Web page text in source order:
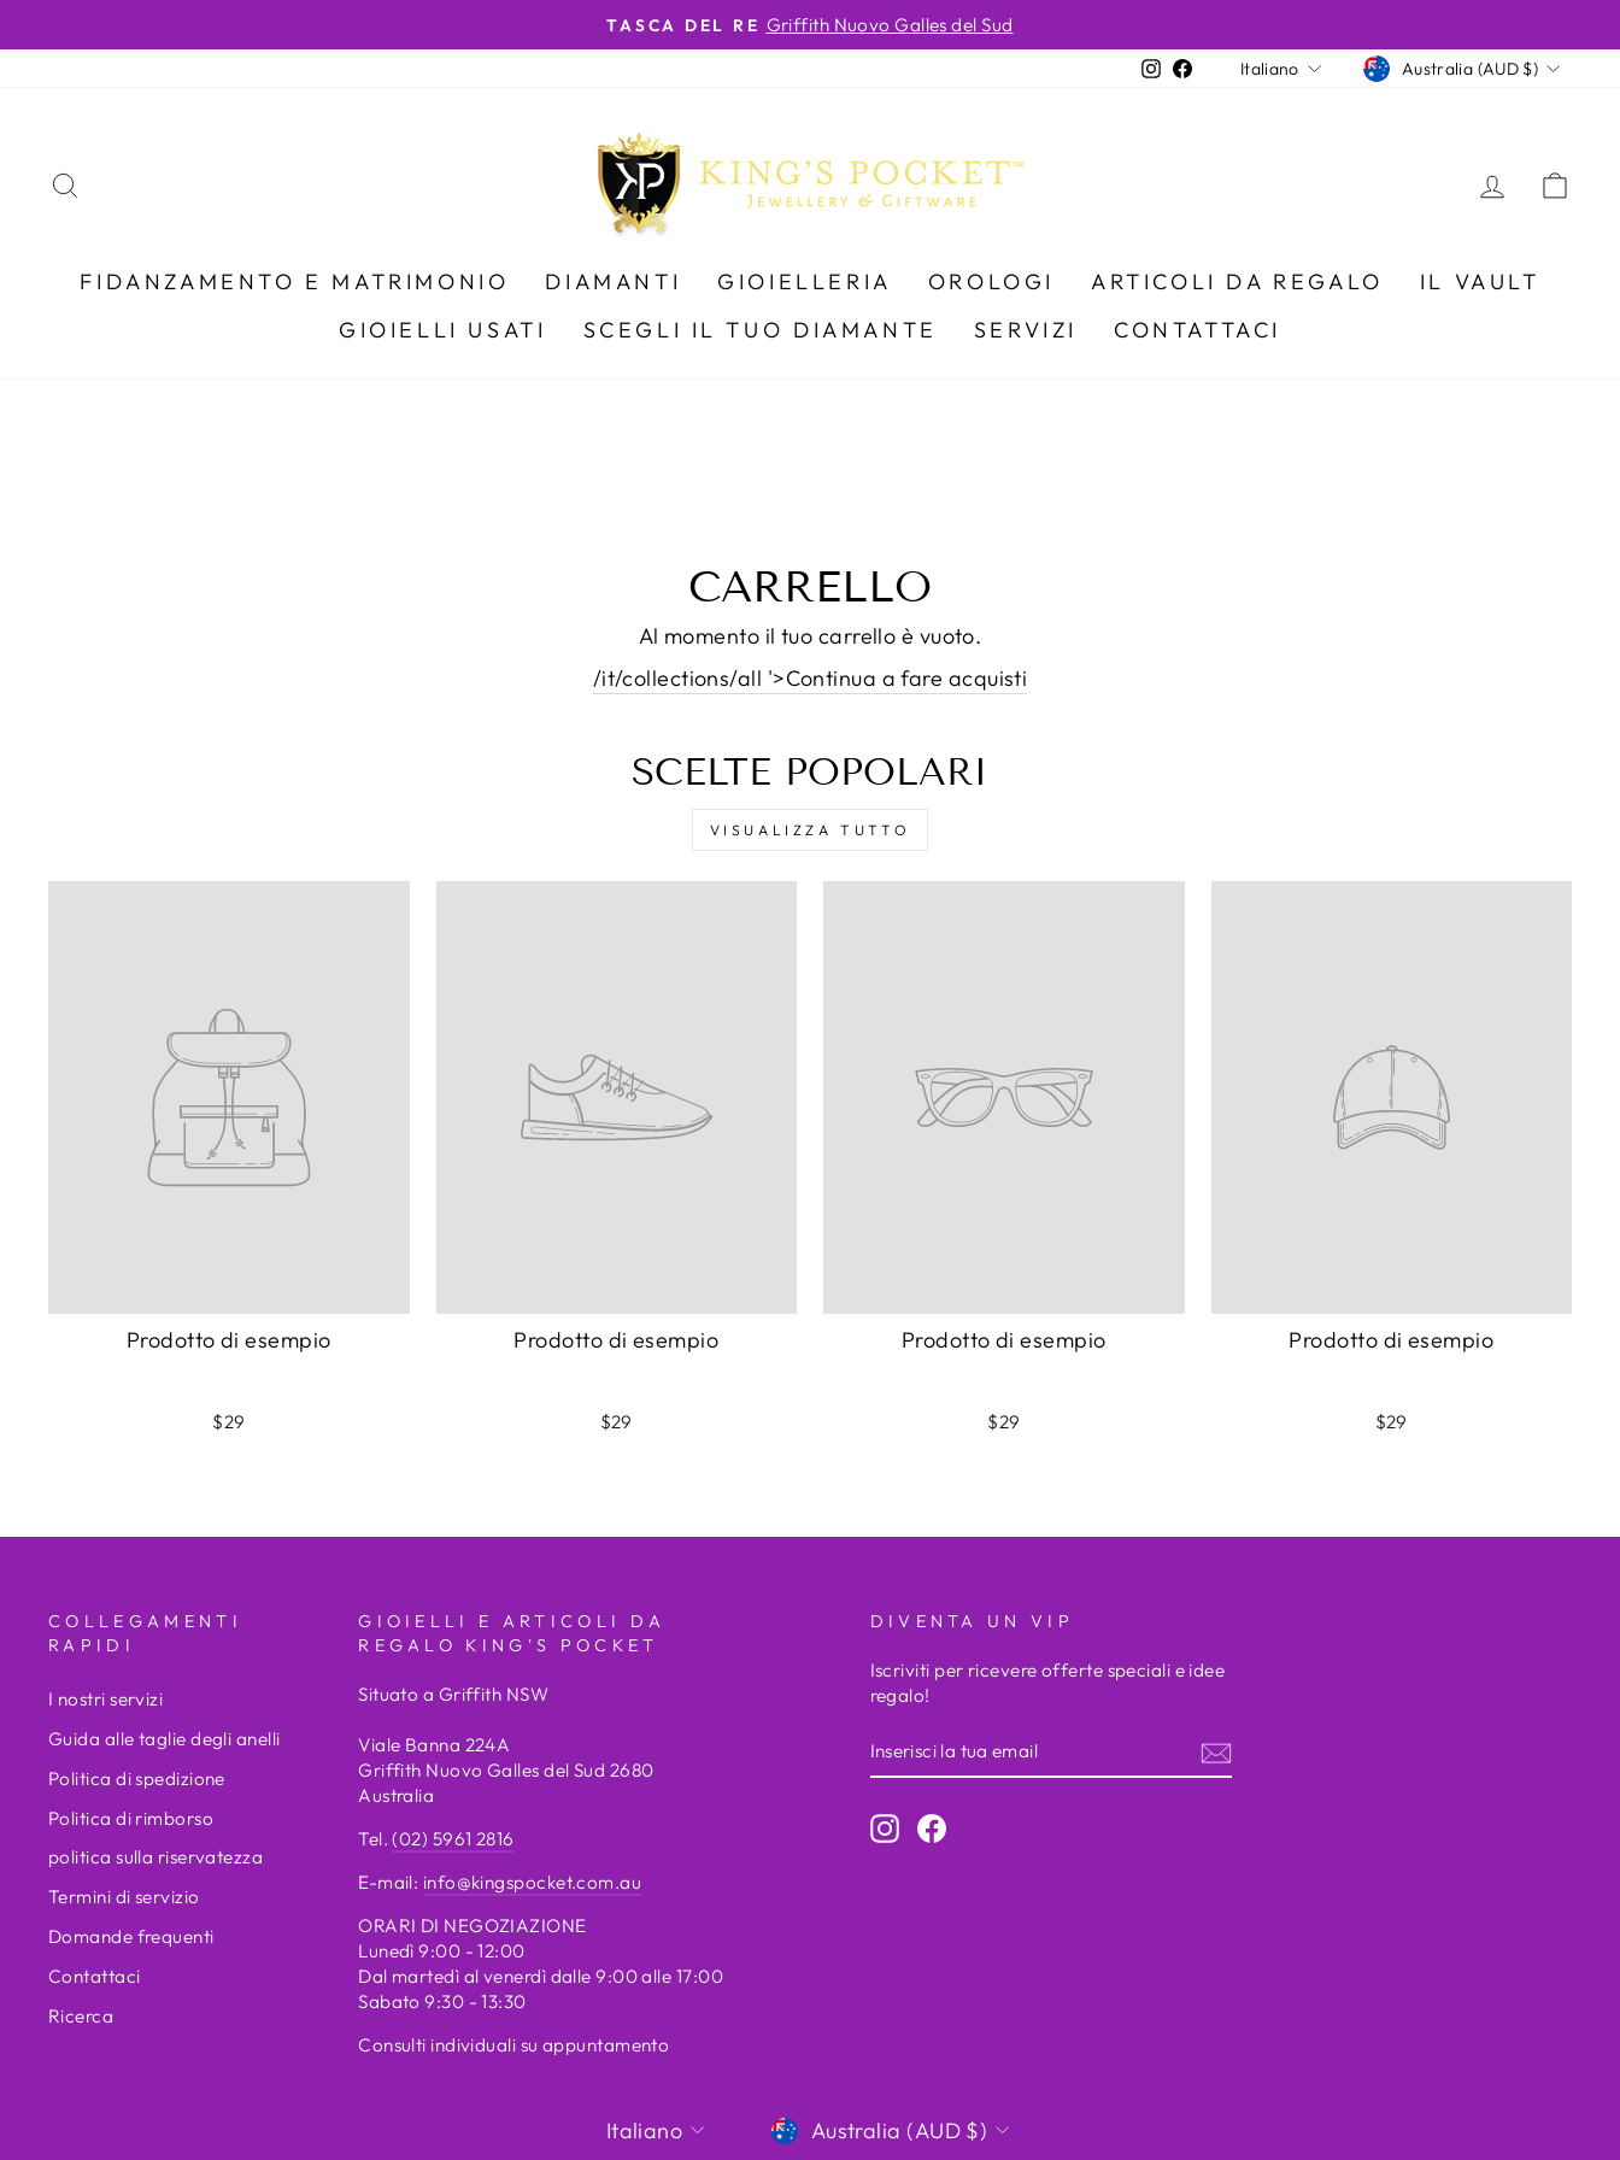
al
Metti
presentazione
TASCA DEL RE Griffith Nuovo Galles del Sud
Instagram
FacebookLINGUA
Italiano VALUTA
Australia (AUD $)
LOGIN
FIDANZAMENTO E MATRIMONIO DIAMANTI GIOIELLERIA OROLOGI ARTICOLI DA REGALO
IL VAULT
GIOIELLI USATI
SCEGLI IL TUO DIAMANTE SERVIZI CONTATTACI
CARRELLO
Al momento il tuo carrello è vuoto.
/it/collections/all '>Continua a fare acquisti
SCELTE POPOLARI
VISUALIZZA TUTTO
Prodotto di esempio
$29
Prodotto di esempio
$29
Prodotto di esempio
$29
Prodotto di esempio
$29
COLLEGAMENTI
RAPIDI
I nostri servizi
Guida alle taglie degli anelli
Politica di spedizione
Politica di rimborso
politica sulla riservatezza
Termini di servizio
Domande frequenti
Contattaci
Ricerca
GIOIELLI E ARTICOLI DA
REGALO KING'S POCKET
Situato a Griffith NSW
Viale Banna 224A
Griffith Nuovo Galles del Sud 2680
Australia
Tel.(02) 5961 2816
E-mail: info@kingspocket.com.au
ORARI DI NEGOZIAZIONE
Lunedì 9:00 - 12:00
Dal martedì al venerdì dalle 9:00 alle 17:00
Sabato 9:30 - 13:30
Consulti individuali su appuntamento
DIVENTA UN VIP
Iscriviti per ricevere offerte speciali e idee
regalo!
LA
TUA
InstagramFacebook
LINGUA
Italiano VALUTA
Australia (AUD $)